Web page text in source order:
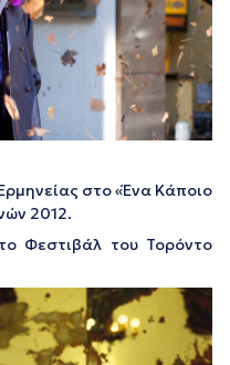
στο «Ένα Κάποιο
2012.
Φεστιβάλ του Τορόντο